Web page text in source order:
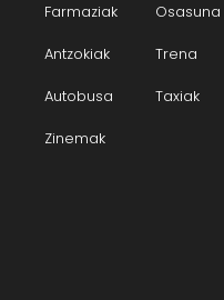
Farmaziak
Osasuna
Antzokiak
Trena
Autobusa
Taxiak
Zinemak